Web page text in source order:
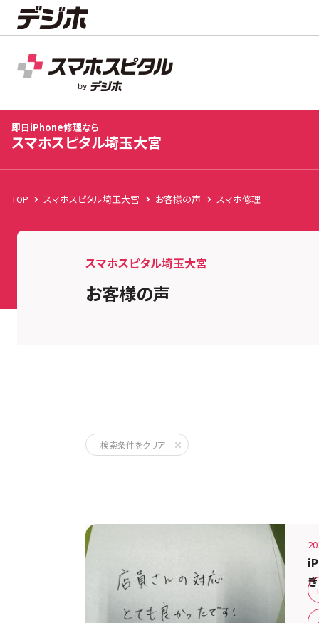
スマホスピタル埼玉大宮
店舗TOP 修理料金 修理事例 お客様の声 お
即日iPhone修理なら
スマホスピタル埼玉大宮
TOP スマホスピタル埼玉大宮 お客様の声 スマホ修理
スマホスピタル埼玉大宮
お客様の声
検索条件をクリア